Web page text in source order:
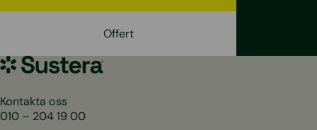
Offert
Sustera
Sweden
Kontakta oss
010 – 204 19 00